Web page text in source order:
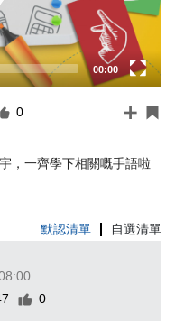
00:00
0
，一齊學下相關嘅手語啦
默認清單 自選清單
0